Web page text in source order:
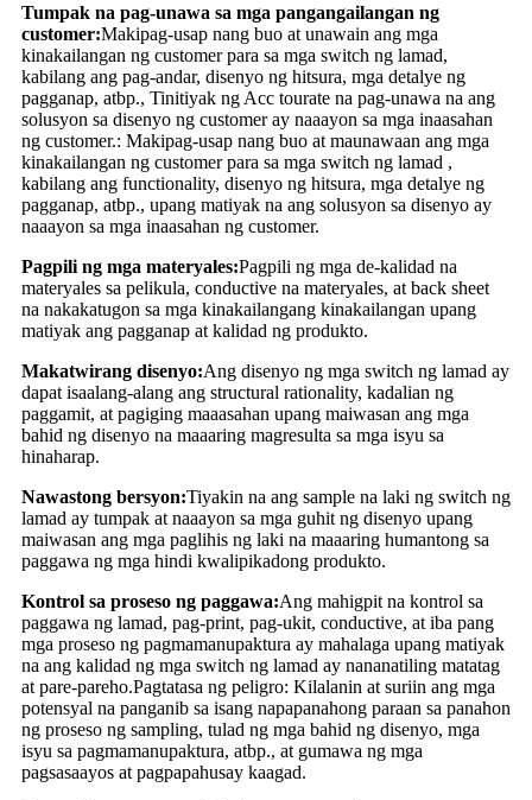
Tumpak na pag-unawa sa mga pangangailangan ng
customer:Makipag-usap nang buo at unawain ang mga
kinakailangan ng customer para sa mga switch ng lamad,
kabilang ang pag-andar, disenyo ng hitsura, mga detalye ng
pagganap, atbp., Tinitiyak ng Acc tourate na pag-unawa na ang
solusyon sa disenyo ng customer ay naaayon sa mga inaasahan
ng customer.: Makipag-usap nang buo at maunawaan ang mga
kinakailangan ng customer para sa mga switch ng lamad ,
kabilang ang functionality, disenyo ng hitsura, mga detalye ng
pagganap, atbp., upang matiyak na ang solusyon sa disenyo ay
naaayon sa mga inaasahan ng customer.
Pagpili ng mga materyales:Pagpili ng mga de-kalidad na
materyales sa pelikula, conductive na materyales, at back sheet
na nakakatugon sa mga kinakailangang kinakailangan upang
matiyak ang pagganap at kalidad ng produkto.
Makatwirang disenyo:Ang disenyo ng mga switch ng lamad ay
dapat isaalang-alang ang structural rationality, kadalian ng
paggamit, at pagiging maaasahan upang maiwasan ang mga
bahid ng disenyo na maaaring magresulta sa mga isyu sa
hinaharap.
Nawastong bersyon:Tiyakin na ang sample na laki ng switch ng
lamad ay tumpak at naaayon sa mga guhit ng disenyo upang
maiwasan ang mga paglihis ng laki na maaaring humantong sa
paggawa ng mga hindi kwalipikadong produkto.
Kontrol sa proseso ng paggawa:Ang mahigpit na kontrol sa
paggawa ng lamad, pag-print, pag-ukit, conductive, at iba pang
mga proseso ng pagmamanupaktura ay mahalaga upang matiyak
na ang kalidad ng mga switch ng lamad ay nananatiling matatag
at pare-pareho.Pagtatasa ng peligro: Kilalanin at suriin ang mga
potensyal na panganib sa isang napapanahong paraan sa panahon
ng proseso ng sampling, tulad ng mga bahid ng disenyo, mga
isyu sa pagmamanupaktura, atbp., at gumawa ng mga
pagsasaayos at pagpapahusay kaagad.